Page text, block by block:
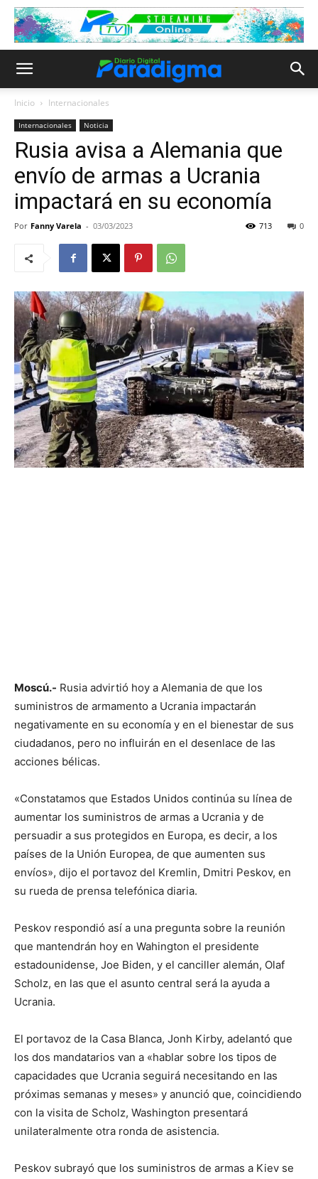
Inicio Internacionales
Internacionales Noticia
Rusia avisa a Alemania que
envío de armas a Ucrania
impactará en su economía
Por Fanny Varela - 03/03/2023 0
713
Moscú.- Rusia advirtió hoy a Alemania de que los
suministros de armamento a Ucrania impactarán
negativamente en su economía y en el bienestar de sus
ciudadanos, pero no influirán en el desenlace de las
acciones bélicas.
«Constatamos que Estados Unidos continúa su línea de
aumentar los suministros de armas a Ucrania y de
persuadir a sus protegidos en Europa, es decir, a los
países de la Unión Europea, de que aumenten sus
envíos», dijo el portavoz del Kremlin, Dmitri Peskov, en
su rueda de prensa telefónica diaria.
Peskov respondió así a una pregunta sobre la reunión
que mantendrán hoy en Wahington el presidente
estadounidense, Joe Biden, y el canciller alemán, Olaf
Scholz, en las que el asunto central será la ayuda a
Ucrania.
El portavoz de la Casa Blanca, Jonh Kirby, adelantó que
los dos mandatarios van a «hablar sobre los tipos de
capacidades que Ucrania seguirá necesitando en las
próximas semanas y meses» y anunció que, coincidiendo
con la visita de Scholz, Washington presentará
unilateralmente otra ronda de asistencia.
Peskov subrayó que los suministros de armas a Kiev se